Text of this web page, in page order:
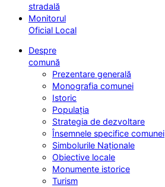
stradală
Monitorul
Oficial Local
Despre
comună
Prezentare generală
Monografia comunei
Istoric
Populația
Strategia de dezvoltare
Însemnele specifice comunei
Simbolurile Naționale
Obiective locale
Monumente istorice
Turism